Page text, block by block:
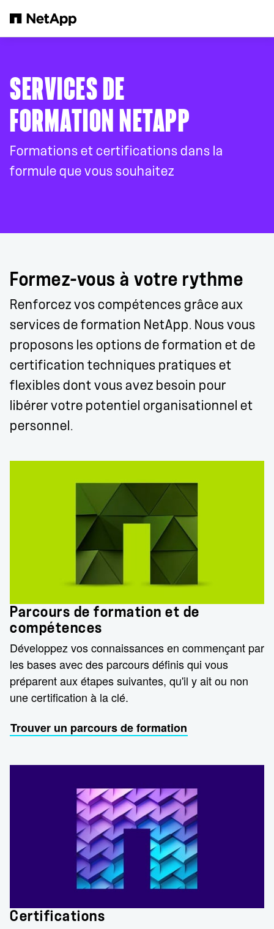
SERVICES DE
FORMATION NETAPP
Formations et certifications dans la
formule que vous souhaitez
Formez-vous à votre rythme
Renforcez vos compétences grâce aux
services de formation NetApp. Nous vous
proposons les options de formation et de
certification techniques pratiques et
flexibles dont vous avez besoin pour
libérer votre potentiel organisationnel et
personnel.
Parcours de formation et de
compétences
Développez vos connaissances en commençant par
les bases avec des parcours définis qui vous
préparent aux étapes suivantes, qu'il y ait ou non
une certification à la clé.
Trouver un parcours de formation
Certifications